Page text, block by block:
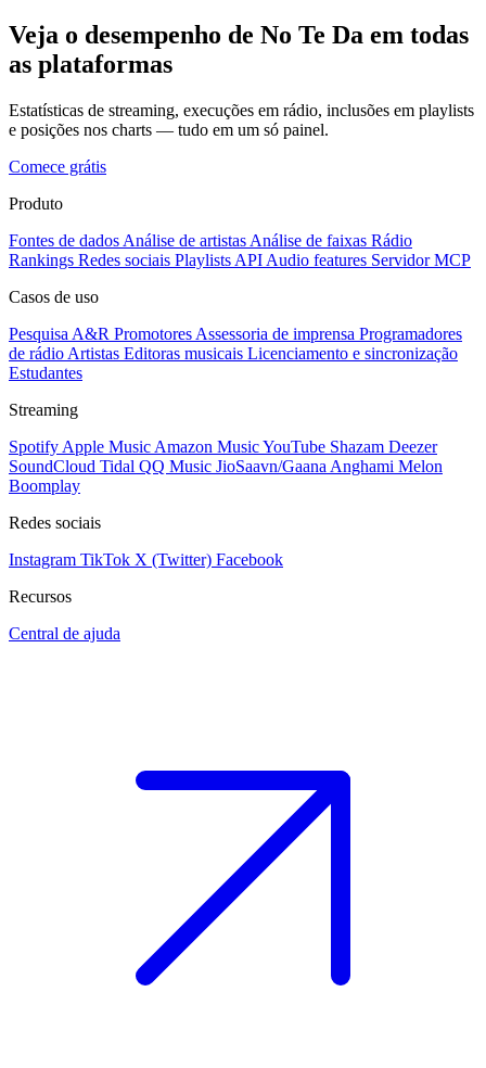
Veja o desempenho de No Te Da em todas
as plataformas
Estatísticas de streaming, execuções em rádio, inclusões em playlists
e posições nos charts — tudo em um só painel.
Comece grátis
Produto
Fontes de dados Análise de artistas Análise de faixas Rádio
Rankings Redes sociais Playlists API Audio features Servidor MCP
Casos de uso
Pesquisa A&R Promotores Assessoria de imprensa Programadores
de rádio Artistas Editoras musicais Licenciamento e sincronização
Estudantes
Streaming
Spotify Apple Music Amazon MusicYouTube Shazam Deezer
SoundCloud Tidal QQ Music JioSaavn/Gaana Anghami Melon
Boomplay
Redes sociais
Instagram TikTok X (Twitter) Facebook
Recursos
Central de ajuda